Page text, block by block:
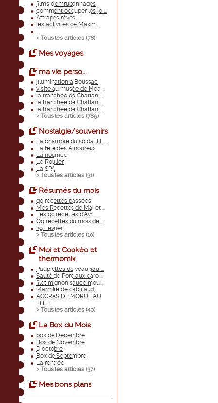
films d'emrubannages
comment occuper les jo ...
Attrapes rêves...
les activités de Maxim ...
...
> Tous les articles (76)
Mes voyages
ma vie perso...
illumination à Boussac
visite au musée de Mea ...
la tranchée de Chattan ...
la tranchée de Chattan ...
la tranchée de Chattan ...
> Tous les articles (789)
Nostalgie/souvenirs
La chambre du soldat H ...
La fête des Amoureux
La nourrice
Le Roulier
La SPA
> Tous les articles (31)
Résumés du mois
qq recettes passées
Mes Recettes de Mai et ...
Les qq recettes d'Avri ...
Qq recettes du mois de ...
29 Février...
> Tous les articles (10)
Moi et Cookéo et
thermomix
Paupiettes de veau sau ...
Sauté de Porc aux caro ...
filet mignon sauce mou ...
Marmite de cabillaud, ...
ACCRAS DE MORUE AU
THE ...
> Tous les articles (40)
La Box du Mois
box de Décembre
Box de Novembre
D'octobre
Box de Septembre
La rentrée
> Tous les articles (37)
Mes bons plans